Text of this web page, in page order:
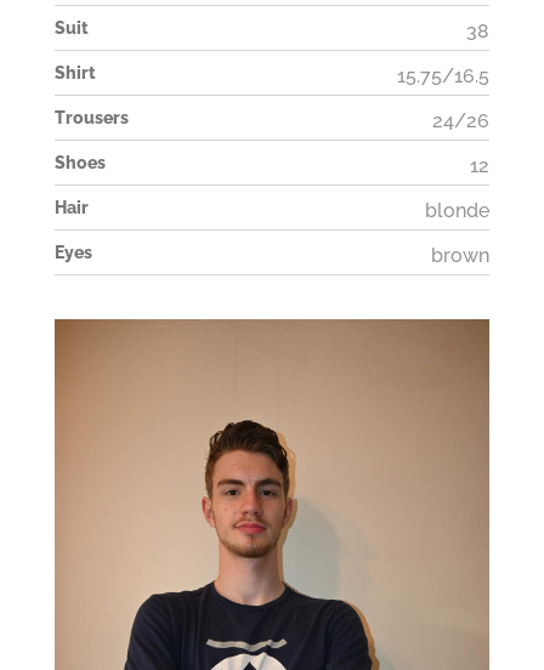
Suit 38
Shirt 15.75/16.5
Trousers 24/26
Shoes 12
Hair blonde
Eyes brown